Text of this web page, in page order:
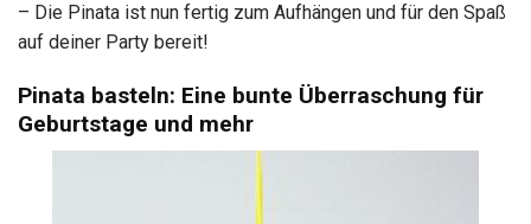
– Die Pinata ist nun fertig zum Aufhängen und für den Spaß
auf deiner Party bereit!
Pinata basteln: Eine bunte Überraschung für
Geburtstage und mehr